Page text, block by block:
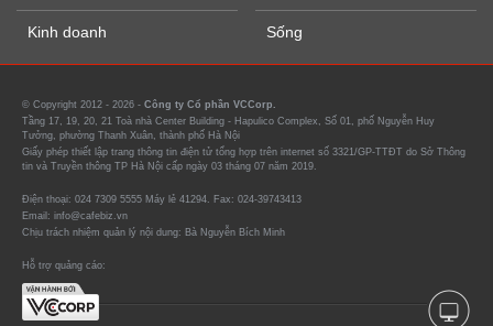
Kinh doanh Sống
© Copyright 2012 - 2026 - Công ty Cổ phần VCCorp.
Tầng 17, 19, 20, 21 Toà nhà Center Building - Hapulico Complex, Số 01, phố Nguyễn Huy
Tưởng, phường Thanh Xuân, thành phố Hà Nội
Giấy phép thiết lập trang thông tin điện tử tổng hợp trên internet số 3321/GP-TTĐT do Sở Thông
tin và Truyền thông TP Hà Nội cấp ngày 03 tháng 07 năm 2019.
Điện thoại: 024 7309 5555 Máy lẻ 41294. Fax: 024-39743413
Email: info@cafebiz.vn
Chịu trách nhiệm quản lý nội dung: Bà Nguyễn Bích Minh
Hỗ trợ quảng cáo: